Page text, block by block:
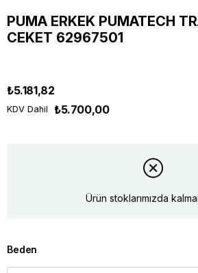
PUMA ERKEK PUMATECH
CEKET 62967501
₺5.181,82
KDV Dahil ₺5.700,00
Ürün stoklarımızda
Beden